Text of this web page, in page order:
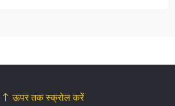
ऊपर तक स्क्रोल करें